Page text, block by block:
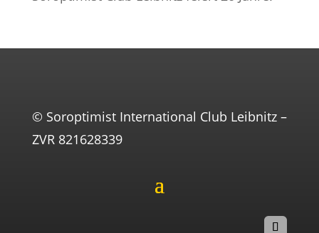
© Soroptimist International Club Leibnitz –
ZVR 821628339